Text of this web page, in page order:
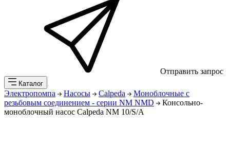
Отправить запрос
Каталог
Электропомпа Насосы Calpeda
Моноблочные с
резьбовым соединением - серии NM NMD
Консольно-
моноблочный насос Calpeda NM 10/S/A